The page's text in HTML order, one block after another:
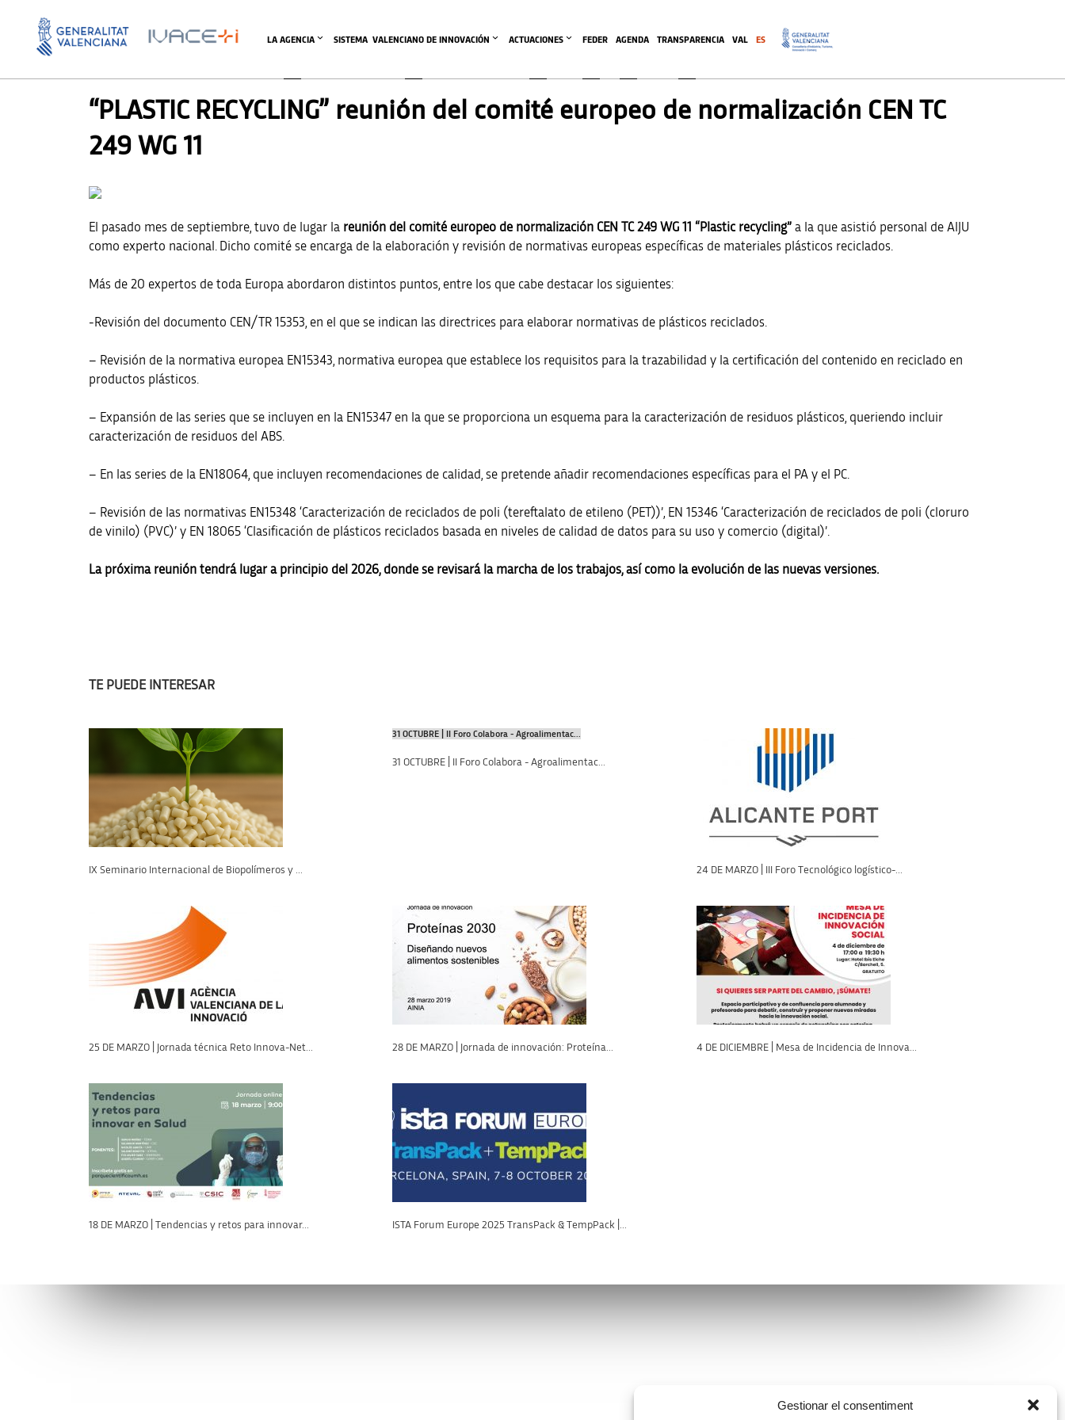
Gestionar el consentiment
LA AGENCIA SISTEMA  VALENCIANO DE INNOVACIÓN ACTUACIONES FEDER AGENDA TRANSPARENCIA .
VAL ES
AGENDA AGENDA ,AGENDA, AGENDA,AGENDA SVI,AGENDA SVI,AGENDA SVI AGENDA SVI
“PLASTIC RECYCLING” reunión del comité europeo de normalización CEN TC
249 WG 11
El pasado mes de septiembre, tuvo de lugar la reunión del comité europeo de normalización CEN TC 249 WG 11 “Plastic recycling” a la que asistió personal de AIJU
como experto nacional. Dicho comité se encarga de la elaboración y revisión de normativas europeas específicas de materiales plásticos reciclados.
Más de 20 expertos de toda Europa abordaron distintos puntos, entre los que cabe destacar los siguientes:
-Revisión del documento CEN/TR 15353, en el que se indican las directrices para elaborar normativas de plásticos reciclados.
– Revisión de la normativa europea EN15343, normativa europea que establece los requisitos para la trazabilidad y la certificación del contenido en reciclado en
productos plásticos.
– Expansión de las series que se incluyen en la EN15347 en la que se proporciona un esquema para la caracterización de residuos plásticos, queriendo incluir
caracterización de residuos del ABS.
– En las series de la EN18064, que incluyen recomendaciones de calidad, se pretende añadir recomendaciones específicas para el PA y el PC.
– Revisión de las normativas EN15348 ‘Caracterización de reciclados de poli (tereftalato de etileno (PET))’, EN 15346 ‘Caracterización de reciclados de poli (cloruro
de vinilo) (PVC)’ y EN 18065 ‘Clasificación de plásticos reciclados basada en niveles de calidad de datos para su uso y comercio (digital)’.
La próxima reunión tendrá lugar a principio del 2026, donde se revisará la marcha de los trabajos, así como la evolución de las nuevas versiones.
TE PUEDE INTERESAR
IX Seminario Internacional de Biopolímeros y ...
31 OCTUBRE | II Foro Colabora - Agroalimentac...
31 OCTUBRE | II Foro Colabora - Agroalimentac...
24 DE MARZO | III Foro Tecnológico logístico-...
25 DE MARZO | Jornada técnica Reto Innova-Net... 28 DE MARZO | Jornada de innovación: Proteína... 4 DE DICIEMBRE | Mesa de Incidencia de Innova...
18 DE MARZO | Tendencias y retos para innovar... ISTA Forum Europe 2025 TransPack & TempPack |...